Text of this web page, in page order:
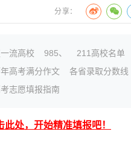
分享：
流高校 985、
211高校名单
高考满分作文
各省录取分数线
志愿填报指南
此处，开始精准填报吧！